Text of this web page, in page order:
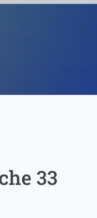
33